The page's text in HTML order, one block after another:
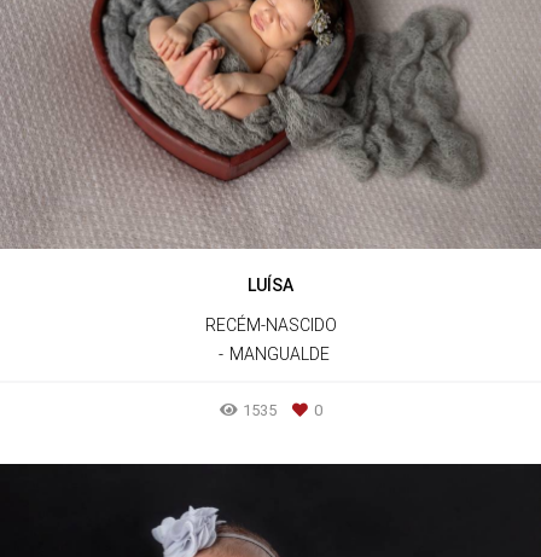
LUÍSA
RECÉM-NASCIDO
MANGUALDE
1535 0